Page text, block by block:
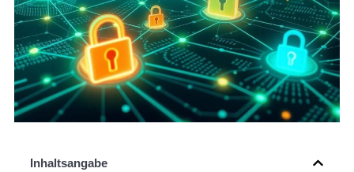
Inhaltsangabe